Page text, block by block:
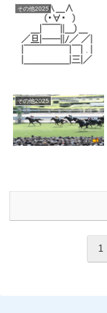
その他2025
その他2025
1